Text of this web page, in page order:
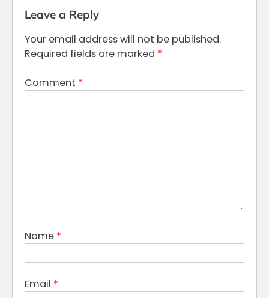
Leave a Reply
Your email address will not be published.
Required fields are marked *
Comment *
Name *
Email *